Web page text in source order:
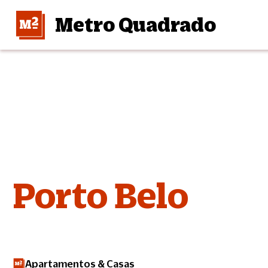
Metro Quadrado
Porto Belo
Apartamentos & Casas